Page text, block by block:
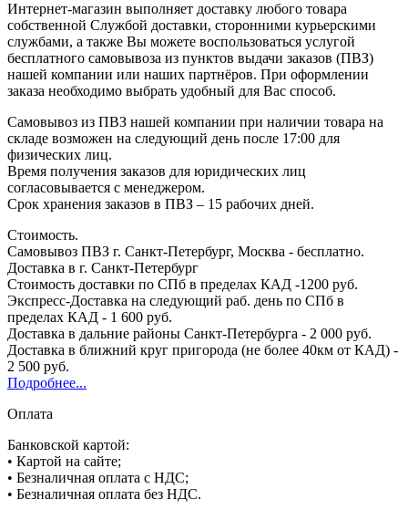
Интернет-магазин выполняет доставку любого товара
собственной Службой доставки, сторонними курьерскими
службами, а также Вы можете воспользоваться услугой
бесплатного самовывоза из пунктов выдачи заказов (ПВЗ)
нашей компании или наших партнёров. При оформлении
заказа необходимо выбрать удобный для Вас способ.
Самовывоз из ПВЗ нашей компании при наличии товара на
складе возможен на следующий день после 17:00 для
физических лиц.
Время получения заказов для юридических лиц
согласовывается с менеджером.
Срок хранения заказов в ПВЗ – 15 рабочих дней.
Стоимость.
Самовывоз ПВЗ г. Санкт-Петербург, Москва - бесплатно.
Доставка в г. Санкт-Петербург
Стоимость доставки по СПб в пределах КАД -1200 руб.
Экспресс-Доставка на следующий раб. день по СПб в
пределах КАД - 1 600 руб.
Доставка в дальние районы Санкт-Петербурга - 2 000 руб.
Доставка в ближний круг пригорода (не более 40км от КАД) -
2 500 руб.
Подробнее...
Оплата
Банковской картой:
• Картой на сайте;
• Безналичная оплата с НДС;
• Безналичная оплата без НДС.